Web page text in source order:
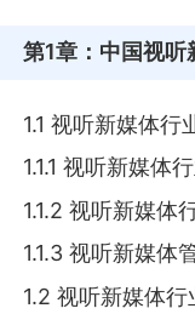
第1章 ：中国视
1.1 视听新媒体行
1.1.1 视听新媒体
1.1.2 视听新媒体
1.1.3 视听新媒体
1.2 视听新媒体